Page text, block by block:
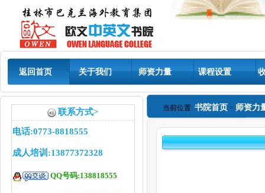
返回首页 关于我们 师资力量 课程设置
当前位置: 书院首页 > 师资力
联系方式>
电话:0773-8818555
成人培训:13877372328
QQ号码:138818555